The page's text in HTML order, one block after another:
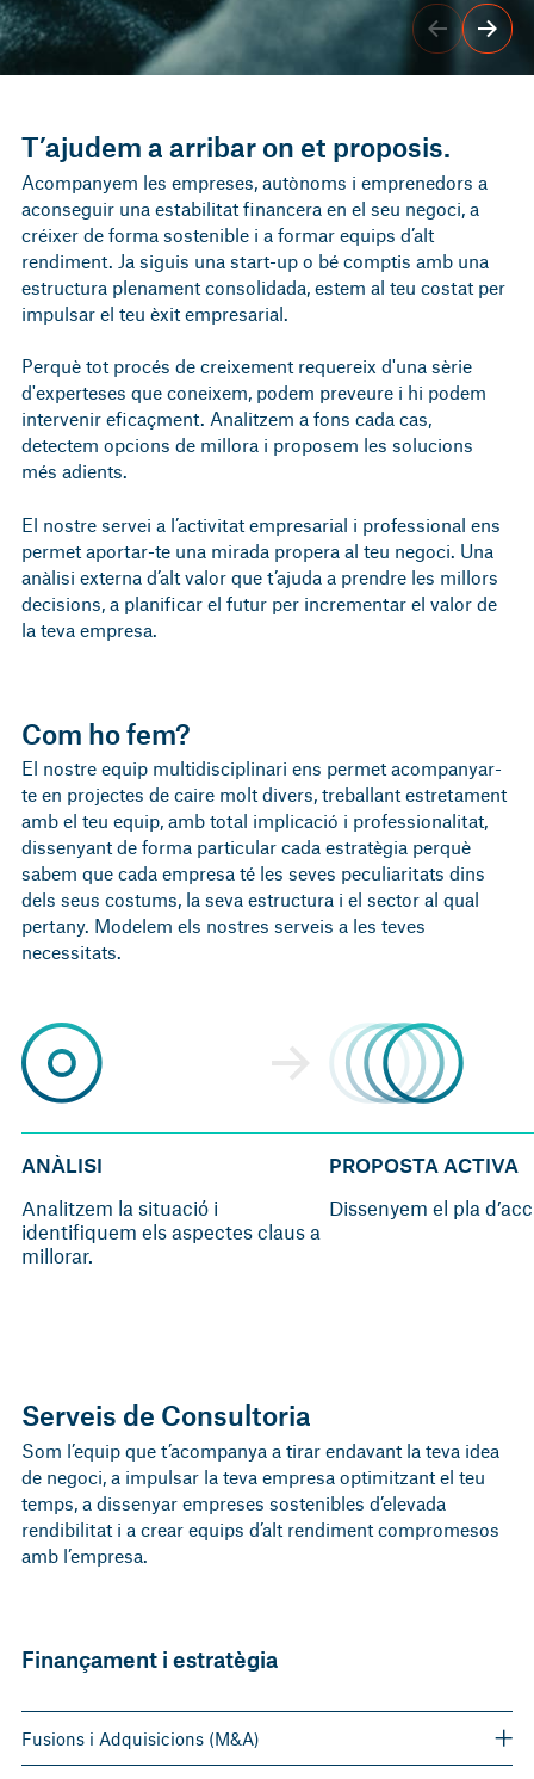
T’ajudem a arribar on et proposis.
Acompanyem les empreses, autònoms i emprenedors a
aconseguir una estabilitat financera en el seu negoci, a
créixer de forma sostenible i a formar equips d’alt
rendiment. Ja siguis una start-up o bé comptis amb una
estructura plenament consolidada, estem al teu costat per
impulsar el teu èxit empresarial.
Perquè tot procés de creixement requereix d'una sèrie
d'experteses que coneixem, podem preveure i hi podem
intervenir eficaçment. Analitzem a fons cada cas,
detectem opcions de millora i proposem les solucions
més adients.
El nostre servei a l’activitat empresarial i professional ens
permet aportar-te una mirada propera al teu negoci. Una
anàlisi externa d’alt valor que t’ajuda a prendre les millors
decisions, a planificar el futur per incrementar el valor de
la teva empresa.
Com ho fem?
El nostre equip multidisciplinari ens permet acompanyar-
te en projectes de caire molt divers, treballant estretament
amb el teu equip, amb total implicació i professionalitat,
dissenyant de forma particular cada estratègia perquè
sabem que cada empresa té les seves peculiaritats dins
dels seus costums, la seva estructura i el sector al qual
pertany. Modelem els nostres serveis a les teves
necessitats.
ANÀLISI
Analitzem la situació i
identifiquem els aspectes claus a
millorar.
PROPOSTA ACTIVA
Dissenyem el pla
Serveis de Consultoria
Som l’equip que t’acompanya a tirar endavant la teva idea
de negoci, a impulsar la teva empresa optimitzant el teu
temps, a dissenyar empreses sostenibles d’elevada
rendibilitat i a crear equips d’alt rendiment compromesos
amb l’empresa.
Finançament i estratègia
Fusions i Adquisicions (M&A)